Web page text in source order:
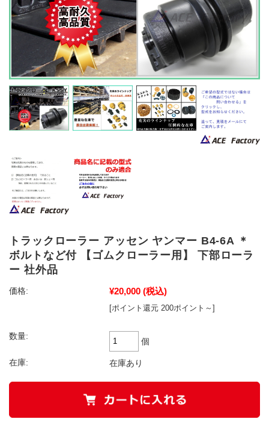
トラックローラー アッセン ヤンマー B4-6A ＊
ボルトなど付 【ゴムクローラー用】 下部ローラ
ー 社外品
価格: ¥20,000 (税込)
[ポイント還元 200ポイント～]
数量:
個
在庫: 在庫あり